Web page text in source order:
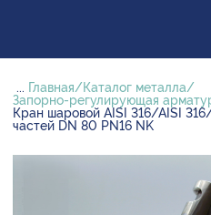
... Главная
Каталог металла
Запорно-регулирующая
Кран шаровой AISI 316/AISI
частей DN 80 PN16 NK